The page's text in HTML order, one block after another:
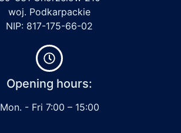
woj. Podkarpackie
NIP: 817-175-66-02
Opening hours:
Mon. - Fri 7:00 – 15:00